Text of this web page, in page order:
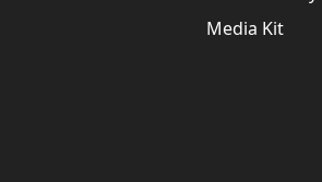
Media Kit